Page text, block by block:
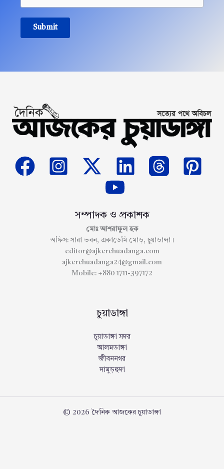
Submit
সম্পাদক ও প্রকাশক
মোঃ আশরাফুল হক
অফিস: সারা ভবন, একাডেমি মোড়, চুয়াডাঙ্গা।
editor@ajkerchuadanga.com
ajkerchuadanga24@gmail.com
Mobile: +880 1711-397172
চুয়াডাঙ্গা
চুয়াডাঙ্গা সদর
আলমডাঙ্গা
জীবননগর
দামুড়হুদা
© 2026 দৈনিক আজকের চুয়াডাঙ্গা